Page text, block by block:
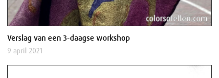
Verslag van een 3-daagse workshop
9 april 2021